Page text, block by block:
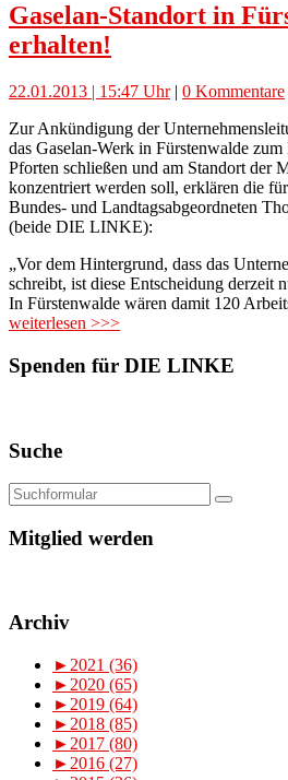
Gaselan-Standort in
erhalten!
22.01.2013 | 15:47 Uhr| 0 Kommentare
Zur Ankündigung der
das Gaselan-Werk in Fürstenwalde zum
Pforten schließen und am Standort der
konzentriert werden soll, erklären die
Bundes- und Landtagsabgeordneten
(beide DIE LINKE):
„Vor dem Hintergrund, dass das
schreibt, ist diese Entscheidung derzeit
In Fürstenwalde wären damit 120
weiterlesen >>>
Spenden für DIE LINKE
Suche
Mitglied werden
Archiv
► 2021 (36)
► 2020 (65)
► 2019 (64)
► 2018 (85)
► 2017 (80)
► 2016 (27)